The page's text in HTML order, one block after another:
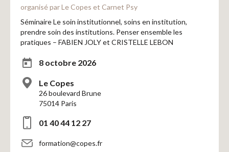
organisé par Le Copes et Carnet Psy
Séminaire Le soin institutionnel, soins en institution,
prendre soin des institutions. Penser ensemble les
pratiques – FABIEN JOLY et CRISTELLE LEBON
8 octobre 2026
Le Copes
26 boulevard Brune
75014 Paris
01 40 44 12 27
formation@copes.fr